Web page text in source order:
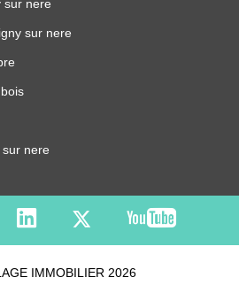
sur nere
sur nere
nere
IMMOBILIER 2026